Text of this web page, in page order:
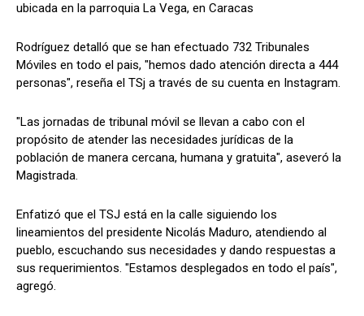
ubicada en la parroquia La Vega, en Caracas
Rodríguez detalló que se han efectuado 732 Tribunales
Móviles en todo el pais, "hemos dado atención directa a 444
personas", reseña el TSj a través de su cuenta en Instagram.
"Las jornadas de tribunal móvil se llevan a cabo con el
propósito de atender las necesidades jurídicas de la
población de manera cercana, humana y gratuita", aseveró la
Magistrada.
Enfatizó que el TSJ está en la calle siguiendo los
lineamientos del presidente Nicolás Maduro, atendiendo al
pueblo, escuchando sus necesidades y dando respuestas a
sus requerimientos. "Estamos desplegados en todo el país",
agregó.